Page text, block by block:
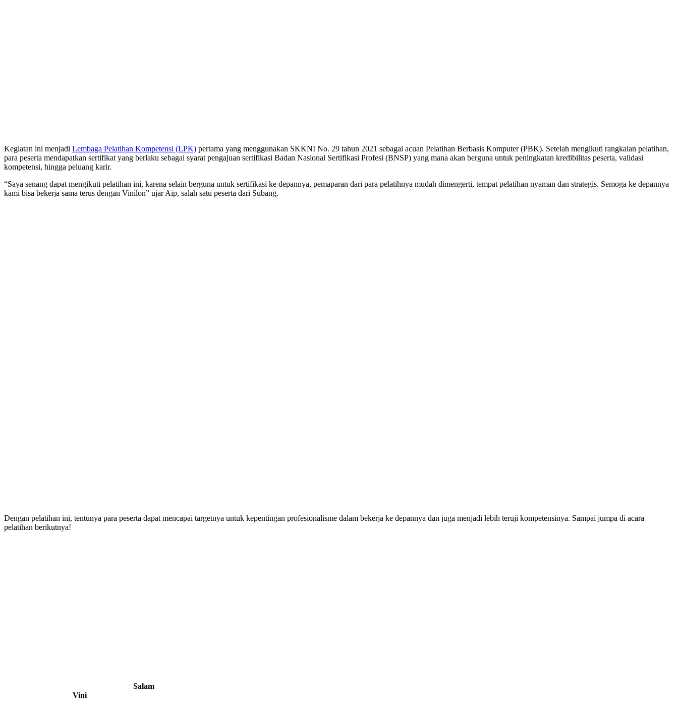
Kegiatan ini menjadi Lembaga Pelatihan Kompetensi (LPK) pertama yang menggunakan SKKNI No. 29 tahun 2021 sebagai acuan Pelatihan Berbasis Komputer (PBK). Setelah mengikuti rangkaian pelatihan,
para peserta mendapatkan sertifikat yang berlaku sebagai syarat pengajuan sertifikasi Badan Nasional Sertifikasi Profesi (BNSP) yang mana akan berguna untuk peningkatan kredibilitas peserta, validasi
kompetensi, hingga peluang karir.
“Saya senang dapat mengikuti pelatihan ini, karena selain berguna untuk sertifikasi ke depannya, pemaparan dari para pelatihnya mudah dimengerti, tempat pelatihan nyaman dan strategis. Semoga ke depannya
kami bisa bekerja sama terus dengan Vinilon” ujar Aip, salah satu peserta dari Subang.
Dengan pelatihan ini, tentunya para peserta dapat mencapai targetnya untuk kepentingan profesionalisme dalam bekerja ke depannya dan juga menjadi lebih teruji kompetensinya. Sampai jumpa di acara
pelatihan berikutnya!
Salam
Vini